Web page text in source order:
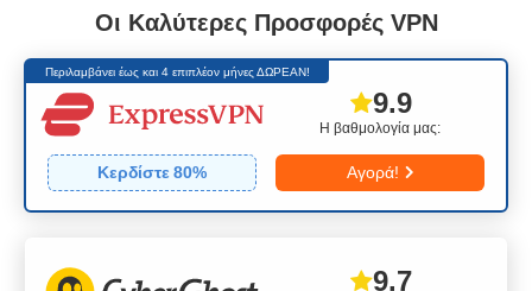
Οι Καλύτερες Προσφορές VPN
Περιλαμβάνει έως και 4 επιπλέον μήνες ΔΩΡΕΑΝ!
Η βαθμολογία μας:
9.9
Κερδίστε 80% Αγορά!
9.7